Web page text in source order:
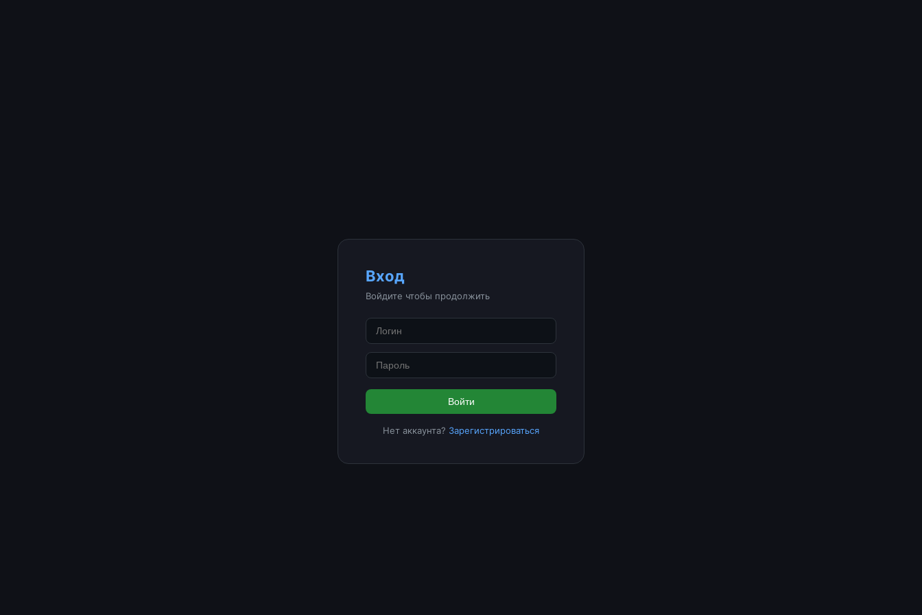
Вход
Войдите чтобы продолжить
Войти
Нет аккаунта? Зарегистрироваться